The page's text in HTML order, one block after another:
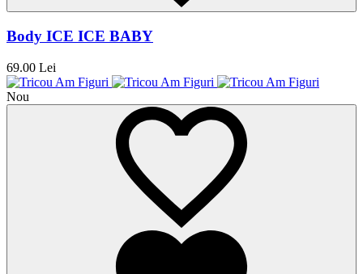
Body ICE ICE BABY
69.00 Lei
Nou